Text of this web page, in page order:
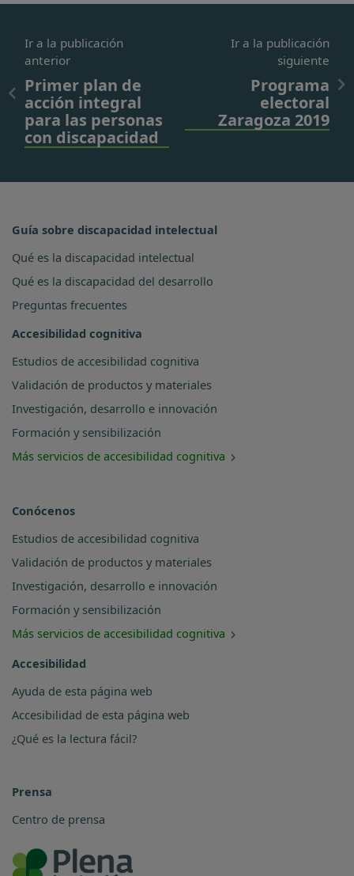
Ir a la publicación
anterior
Primer plan de
acción integral
para las personas
con discapacidad
Ir a la publicación
siguiente
Programa
electoral
Zaragoza 2019
Guía sobre discapacidad intelectual
Qué es la discapacidad intelectual
Qué es la discapacidad del desarrollo
Preguntas frecuentes
Accesibilidad cognitiva
Estudios de accesibilidad cognitiva
Validación de productos y materiales
Investigación, desarrollo e innovación
Formación y sensibilización
Más servicios de accesibilidad cognitiva
Conócenos
Estudios de accesibilidad cognitiva
Validación de productos y materiales
Investigación, desarrollo e innovación
Formación y sensibilización
Más servicios de accesibilidad cognitiva
Accesibilidad
Ayuda de esta página web
Accesibilidad de esta página web
¿Qué es la lectura fácil?
Prensa
Centro de prensa